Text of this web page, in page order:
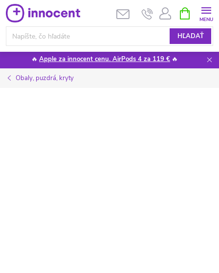
Prejsť
na
obsah
HĽADAŤ
KOŠÍK
🔥 Apple za innocent cenu. AirPods 4 za 119 € 🔥
Obaly, puzdrá, kryty